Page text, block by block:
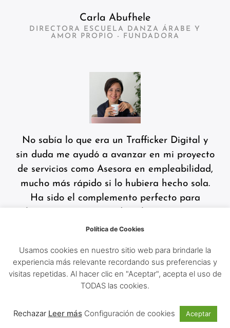
Carla Abufhele
DIRECTORA ESCUELA DANZA ÁRABE Y
AMOR PROPIO - FUNDADORA
No sabía lo que era un Trafficker Digital y
sin duda me ayudó a avanzar en mi proyecto
de servicios como Asesora en empleabilidad,
mucho más rápido si lo hubiera hecho sola.
Ha sido el complemento perfecto para
primeros clientes. Llegué a Marcia por sus
muy profesional, puntual y bien organizada
para llevar nuestra planificación tal como lo
habíamos acordado. ¡Muchas gracias!
Clau Azócar
MENTORA DE EMPLEABILIDAD -
Política de Cookies
Usamos cookies en nuestro sitio web para brindarle la
experiencia más relevante recordando sus preferencias y
visitas repetidas. Al hacer clic en "Aceptar", acepta el uso de
TODAS las cookies.
Rechazar Leer más Configuración de cookies Aceptar